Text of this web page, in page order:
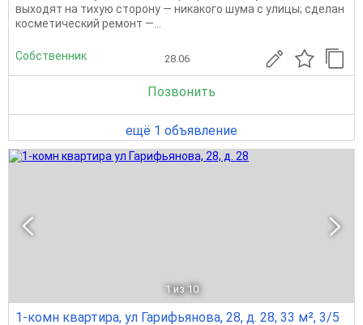
выходят на тихую сторону — никакого шума с улицы; сделан
косметический ремонт —...
Собственник 28.06
Позвонить
ещё 1 объявление
1 из 10
1-комн квартира, ул Гарифьянова, 28, д. 28, 33 м², 3/5